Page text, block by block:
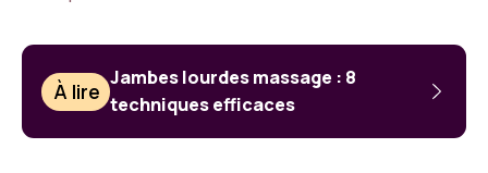
À lire
Jambes lourdes massage : 8
techniques efficaces